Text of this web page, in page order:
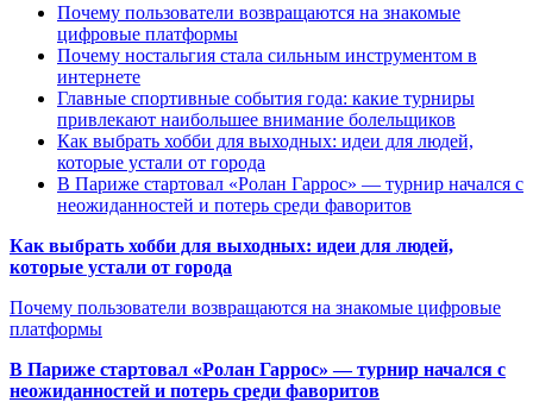
Почему пользователи возвращаются на знакомые
цифровые платформы
Почему ностальгия стала сильным инструментом в
интернете
Главные спортивные события года: какие турниры
привлекают наибольшее внимание болельщиков
Как выбрать хобби для выходных: идеи для людей,
которые устали от города
В Париже стартовал «Ролан Гаррос» — турнир начался с
неожиданностей и потерь среди фаворитов
Как выбрать хобби для выходных: идеи для людей,
которые устали от города
Почему пользователи возвращаются на знакомые цифровые
платформы
В Париже стартовал «Ролан Гаррос» — турнир начался с
неожиданностей и потерь среди фаворитов